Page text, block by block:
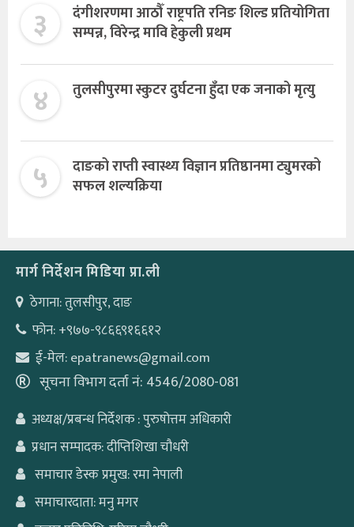
३
दंगीशरणमा आठौँ राष्ट्रपति रनिङ शिल्ड प्रतियोगिता
सम्पन्न, विरेन्द्र मावि हेकुली प्रथम
४ तुलसीपुरमा स्कुटर दुर्घटना हुँदा एक जनाको मृत्यु
५
दाङको राप्ती स्वास्थ्य विज्ञान प्रतिष्ठानमा ट्युमरको
सफल शल्यक्रिया
मार्ग निर्देशन मिडिया प्रा.ली
ठेगाना: तुलसीपुर, दाङ
फोन: +९७७-९८६६९१६६१२
ई-मेल: epatranews@gmail.com
सूचना विभाग दर्ता नं: 4546/2080-081
अध्यक्ष/प्रबन्ध निर्देशक : पुरुषोत्तम अधिकारी
प्रधान सम्पादक: दीप्तिशिखा चौधरी
समाचार डेस्क प्रमुख: रमा नेपाली
समाचारदाता: मनु मगर